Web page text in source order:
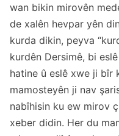
wan bikin mirovên
de xalên hevpar yên
kurda dikin, peyva
kurdên Dersimê, bi
hatine û eslê xwe ji bîr
mamosteyên ji nav
nabîhisin ku ew mirov
xeber didin. Her du